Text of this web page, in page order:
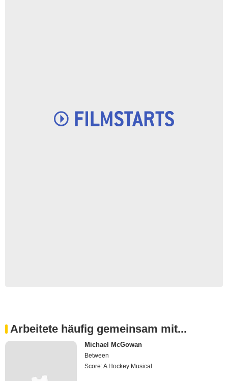
Arbeitete häufig gemeinsam mit...
Michael McGowan
Between
Score: A Hockey Musical